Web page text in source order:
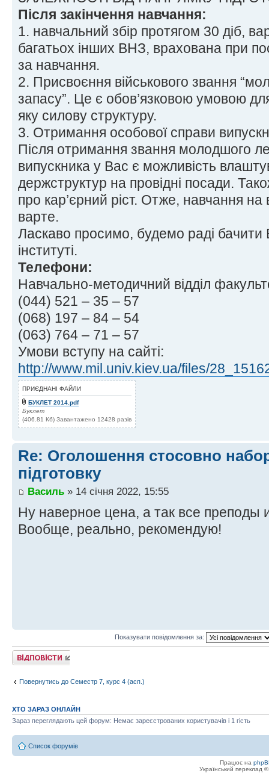
Після закінчення навчання:
1. навчальний збір протягом 30 діб,
багатьох інших ВНЗ, врахована при
за навчання.
2. Присвоєння військового звання
запасу”. Це є обов’язковою умовою
яку силову структуру.
3. Отримання особової справи
Після отримання звання молодшого
випускника у Вас є можливість
держструктур на провідні посади.
про кар’єрний ріст. Отже, навчання на
варте.
Ласкаво просимо, будемо раді
інституті.
Телефони:
Навчально-методичний відділ
(044) 521 – 35 – 57
(068) 197 – 84 – 54
(063) 764 – 71 – 57
Умови вступу на сайті:
http://www.mil.univ.kiev.ua/files/
ПРИЄДНАНІ ФАЙЛИ
БУКЛЕТ 2014.pdf
Буклет
(406.81 Кб) Завантажено 12428 разів
Re: Оголошення стосовно
підготовку
Василь » 14 січня 2022, 15:55
Ну наверное цена, а так все преподы
Вообще, реально, рекомендую!
Показувати повідомлення за:
Відповісти
Повернутись до Семестр 7, курс 4 (асп.)
ХТО ЗАРАЗ ОНЛАЙН
Зараз переглядають цей форум: Немає зареєстрованих користувачів і 1 гість
Список форумів
Працює на
Український переклад